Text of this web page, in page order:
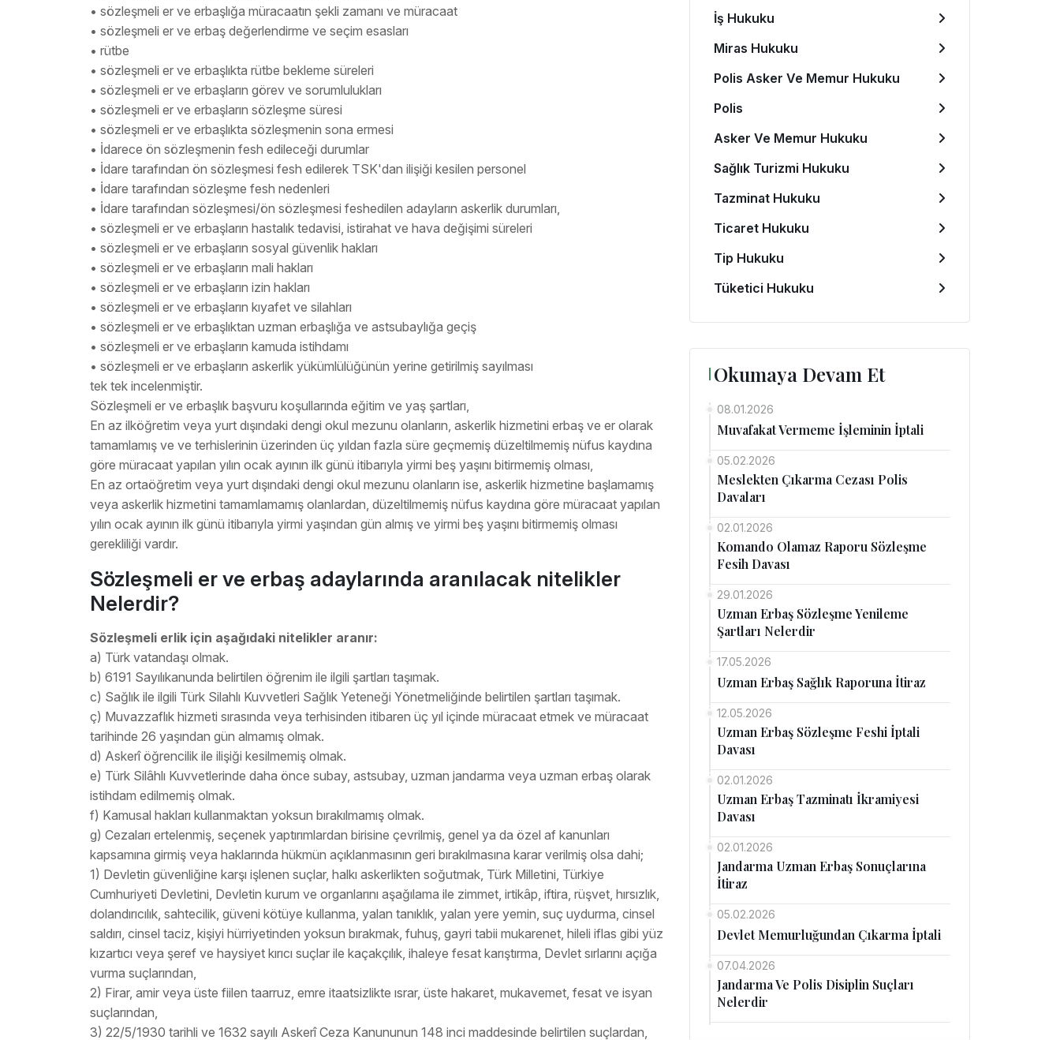
• sözleşmeli er ve erbaşlığa müracaatın şekli zamanı ve müracaat
• sözleşmeli er ve erbaş değerlendirme ve seçim esasları
• rütbe
• sözleşmeli er ve erbaşlıkta rütbe bekleme süreleri
• sözleşmeli er ve erbaşların görev ve sorumlulukları
• sözleşmeli er ve erbaşların sözleşme süresi
• sözleşmeli er ve erbaşlıkta sözleşmenin sona ermesi
• İdarece ön sözleşmenin fesh edileceği durumlar
• İdare tarafından ön sözleşmesi fesh edilerek TSK'dan ilişiği kesilen personel
• İdare tarafından sözleşme fesh nedenleri
• İdare tarafından sözleşmesi/ön sözleşmesi feshedilen adayların askerlik durumları,
• sözleşmeli er ve erbaşların hastalık tedavisi, istirahat ve hava değişimi süreleri
• sözleşmeli er ve erbaşların sosyal güvenlik hakları
• sözleşmeli er ve erbaşların mali hakları
• sözleşmeli er ve erbaşların izin hakları
• sözleşmeli er ve erbaşların kıyafet ve silahları
• sözleşmeli er ve erbaşlıktan uzman erbaşlığa ve astsubaylığa geçiş
• sözleşmeli er ve erbaşların kamuda istihdamı
• sözleşmeli er ve erbaşların askerlik yükümlülüğünün yerine getirilmiş sayılması
tek tek incelenmiştir.
Sözleşmeli er ve erbaşlık başvuru koşullarında eğitim ve yaş şartları,
En az ilköğretim veya yurt dışındaki dengi okul mezunu olanların, askerlik hizmetini erbaş ve er olarak
tamamlamış ve ve terhislerinin üzerinden üç yıldan fazla süre geçmemiş düzeltilmemiş nüfus kaydına
göre müracaat yapılan yılın ocak ayının ilk günü itibarıyla yirmi beş yaşını bitirmemiş olması,
En az ortaöğretim veya yurt dışındaki dengi okul mezunu olanların ise, askerlik hizmetine başlamamış
veya askerlik hizmetini tamamlamamış olanlardan, düzeltilmemiş nüfus kaydına göre müracaat yapılan
yılın ocak ayının ilk günü itibarıyla yirmi yaşından gün almış ve yirmi beş yaşını bitirmemiş olması
gerekliliği vardır.
Sözleşmeli er ve erbaş adaylarında aranılacak nitelikler
Nelerdir?
Sözleşmeli erlik için aşağıdaki nitelikler aranır:
a) Türk vatandaşı olmak.
b) 6191 Sayılıkanunda belirtilen öğrenim ile ilgili şartları taşımak.
c) Sağlık ile ilgili Türk Silahlı Kuvvetleri Sağlık Yeteneği Yönetmeliğinde belirtilen şartları taşımak.
ç) Muvazzaflık hizmeti sırasında veya terhisinden itibaren üç yıl içinde müracaat etmek ve müracaat
tarihinde 26 yaşından gün almamış olmak.
d) Askerî öğrencilik ile ilişiği kesilmemiş olmak.
e) Türk Silâhlı Kuvvetlerinde daha önce subay, astsubay, uzman jandarma veya uzman erbaş olarak
istihdam edilmemiş olmak.
f) Kamusal hakları kullanmaktan yoksun bırakılmamış olmak.
g) Cezaları ertelenmiş, seçenek yaptırımlardan birisine çevrilmiş, genel ya da özel af kanunları
kapsamına girmiş veya haklarında hükmün açıklanmasının geri bırakılmasına karar verilmiş olsa dahi;
1) Devletin güvenliğine karşı işlenen suçlar, halkı askerlikten soğutmak, Türk Milletini, Türkiye
Cumhuriyeti Devletini, Devletin kurum ve organlarını aşağılama ile zimmet, irtikâp, iftira, rüşvet, hırsızlık,
dolandırıcılık, sahtecilik, güveni kötüye kullanma, yalan tanıklık, yalan yere yemin, suç uydurma, cinsel
saldırı, cinsel taciz, kişiyi hürriyetinden yoksun bırakmak, fuhuş, gayri tabii mukarenet, hileli iflas gibi yüz
kızartıcı veya şeref ve haysiyet kırıcı suçlar ile kaçakçılık, ihaleye fesat karıştırma, Devlet sırlarını açığa
vurma suçlarından,
2) Firar, amir veya üste fiilen taarruz, emre itaatsizlikte ısrar, üste hakaret, mukavemet, fesat ve isyan
suçlarından,
3) 22/5/1930 tarihli ve 1632 sayılı Askerî Ceza Kanununun 148 inci maddesinde belirtilen suçlardan,
İş Hukuku
Miras Hukuku
Polis Asker Ve Memur Hukuku
Polis
Asker Ve Memur Hukuku
Sağlık Turizmi Hukuku
Tazminat Hukuku
Ticaret Hukuku
Tip Hukuku
Tüketici Hukuku
Okumaya Devam Et
08.01.2026
Muvafakat Vermeme İşleminin İptali
05.02.2026
Meslekten Çıkarma Cezası Polis
Davaları
02.01.2026
Komando Olamaz Raporu Sözleşme
Fesih Davası
29.01.2026
Uzman Erbaş Sözleşme Yenileme
Şartları Nelerdir
17.05.2026
Uzman Erbaş Sağlık Raporuna İtiraz
12.05.2026
Uzman Erbaş Sözleşme Feshi İptali
Davası
02.01.2026
Uzman Erbaş Tazminatı İkramiyesi
Davası
02.01.2026
Jandarma Uzman Erbaş Sonuçlarına
İtiraz
05.02.2026
Devlet Memurluğundan Çıkarma İptali
07.04.2026
Jandarma Ve Polis Disiplin Suçları
Nelerdir